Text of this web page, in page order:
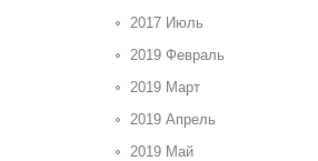
2017 Июль
2019 Февраль
2019 Март
2019 Апрель
2019 Май